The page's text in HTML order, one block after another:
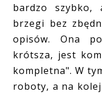
bardzo szybko,
brzegi bez
opisów. Ona
krótsza, jest
kompletna". W
roboty, a na